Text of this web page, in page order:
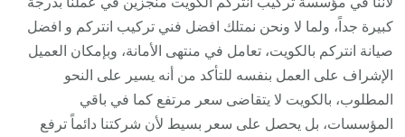
كبيرة جداً، ولما لا ونحن نمتلك افضل فني تركيب انتركم و افضل
صيانة انتركم بالكويت، تعامل في منتهى الأمانة، وبإمكان العميل
الإشراف على العمل بنفسه للتأكد من أنه يسير على النحو
المطلوب، بالكويت لا يتقاضى سعر مرتفع كما في باقي
المؤسسات، بل يحصل على سعر بسيط لأن شركتنا دائماً ترفع